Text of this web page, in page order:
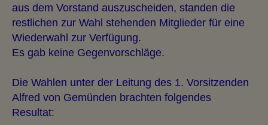
aus dem Vorstand auszuscheiden, standen die
restlichen zur Wahl stehenden Mitglieder für eine
Wiederwahl zur Verfügung.
Es gab keine Gegenvorschläge.
Die Wahlen unter der Leitung des 1. Vorsitzenden
Alfred von Gemünden brachten folgendes
Resultat: